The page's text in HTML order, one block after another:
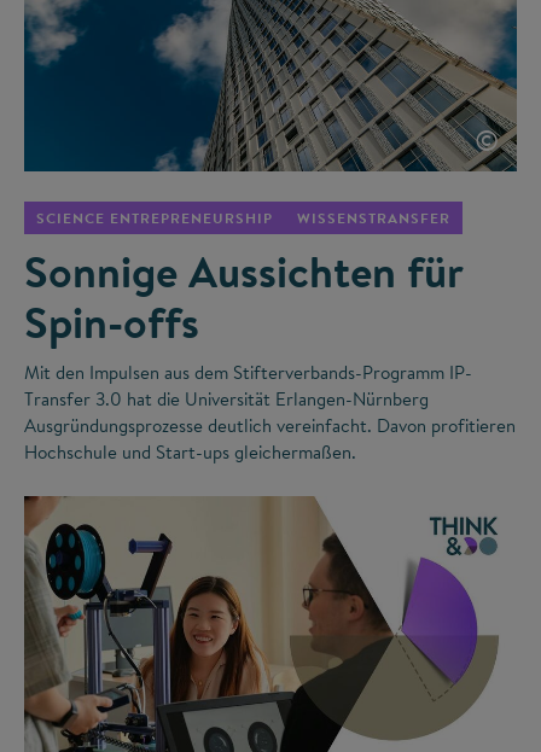
©
SCIENCE ENTREPRENEURSHIP WISSENSTRANSFER
Sonnige Aussichten für
Spin-offs
Mit den Impulsen aus dem Stifterverbands-Programm IP-
Transfer 3.0 hat die Universität Erlangen-Nürnberg
Ausgründungsprozesse deutlich vereinfacht. Davon profitieren
Hochschule und Start-ups gleichermaßen.